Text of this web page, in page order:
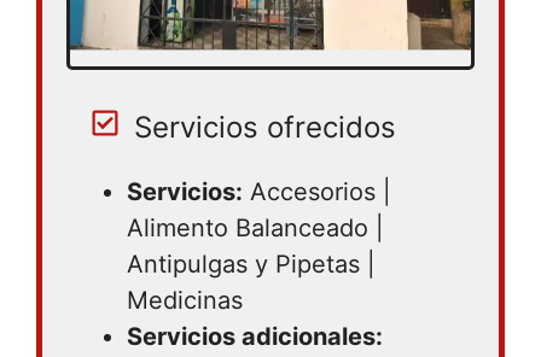
Servicios ofrecidos
Servicios: Accesorios |
Alimento Balanceado |
Antipulgas y Pipetas |
Medicinas
Servicios adicionales: